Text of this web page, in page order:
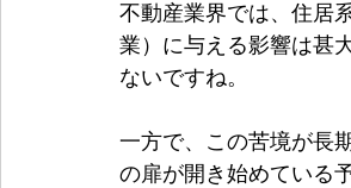
不動産業界では、住居
業）に与える影響は甚
ないですね。
一方で、この苦境が長
の扉が開き始めている